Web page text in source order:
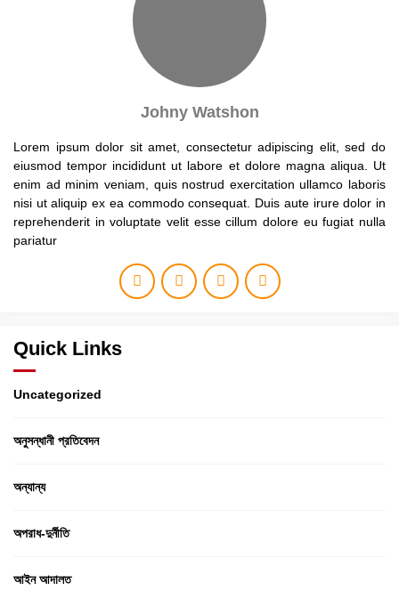
Johny Watshon
Lorem ipsum dolor sit amet, consectetur adipiscing elit, sed do
eiusmod tempor incididunt ut labore et dolore magna aliqua. Ut
enim ad minim veniam, quis nostrud exercitation ullamco laboris
nisi ut aliquip ex ea commodo consequat. Duis aute irure dolor in
reprehenderit in voluptate velit esse cillum dolore eu fugiat nulla
pariatur
Quick Links
Uncategorized
অনুসন্ধানী প্রতিবেদন
অন্যান্য
অপরাধ-দুর্নীতি
আইন আদালত